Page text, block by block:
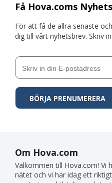
Få Hova.coms
För att få de allra senaste
dig till vårt nyhetsbrev. Skriv
Om Hova.com
Välkommen till Hova.com! Vi
nätet och vi har idag ett